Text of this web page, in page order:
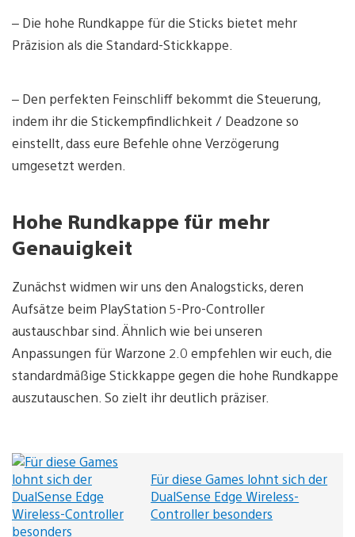
– Die hohe Rundkappe für die Sticks bietet mehr
Präzision als die Standard-Stickkappe.
– Den perfekten Feinschliff bekommt die Steuerung,
indem ihr die Stickempfindlichkeit / Deadzone so
einstellt, dass eure Befehle ohne Verzögerung
umgesetzt werden.
Hohe Rundkappe für mehr
Genauigkeit
Zunächst widmen wir uns den Analogsticks, deren
Aufsätze beim PlayStation 5-Pro-Controller
austauschbar sind. Ähnlich wie bei unseren
Anpassungen für Warzone 2.0 empfehlen wir euch, die
standardmäßige Stickkappe gegen die hohe Rundkappe
auszutauschen. So zielt ihr deutlich präziser.
Für diese Games lohnt sich der
DualSense Edge Wireless-
Controller besonders